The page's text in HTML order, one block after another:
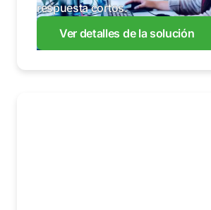
respuesta cortos.
Ver detalles de la solución